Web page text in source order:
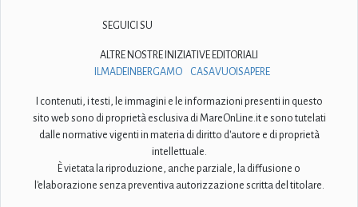
SEGUICI SU
ALTRE NOSTRE INIZIATIVE EDITORIALI
ILMADEINBERGAMO
CASAVUOISAPERE
I contenuti, i testi, le immagini e le informazioni presenti in questo
sito web sono di proprietà esclusiva di MareOnLine.it e sono tutelati
dalle normative vigenti in materia di diritto d'autore e di proprietà
intellettuale.
È vietata la riproduzione, anche parziale, la diffusione o
l'elaborazione senza preventiva autorizzazione scritta del titolare.